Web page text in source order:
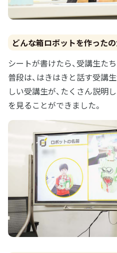
どんな箱ロボットを作った
シートが書けたら、受講生た
普段は、はきはきと話す受講
しい受講生が、たくさん説明
を見ることができました。